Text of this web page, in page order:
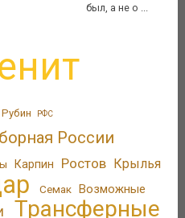
был, а не о ...
Рубин РФС
России
Карпин Ростов Крылья
Семак Возможные
Трансферные